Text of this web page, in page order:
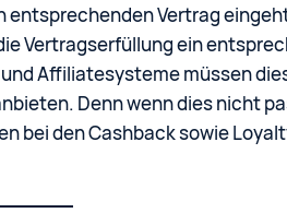
entsprechenden Vertrag
Vertragserfüllung ein
Affiliatesysteme müssen
Denn wenn dies nicht
bei den Cashback sowie